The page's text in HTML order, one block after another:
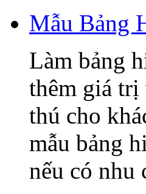
Mẫu Bảng
Làm bảng
thêm giá trị
thú cho
mẫu bảng
nếu có nhu